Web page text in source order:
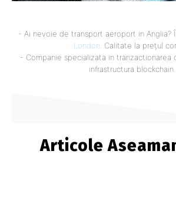
- Ai nevoie de transport aeroport in Anglia?
London. Calitate la prețul
- Companie specializata in tranzactionarea
infrastructura blockchain.
Articole